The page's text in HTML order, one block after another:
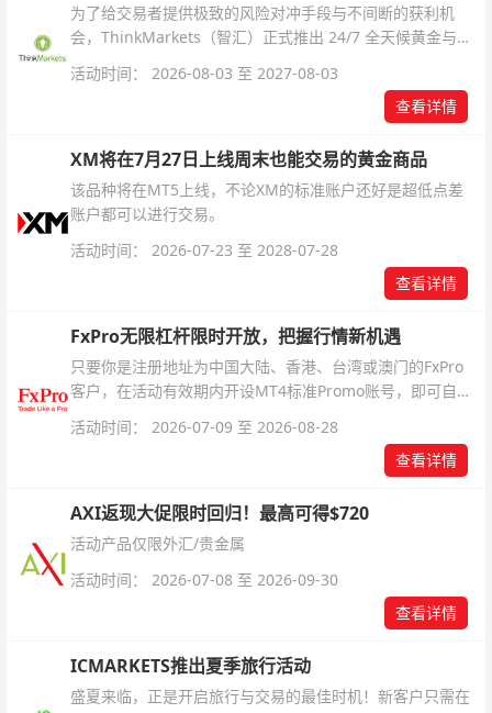
为了给交易者提供极致的风险对冲手段与不间断的获利机
会，ThinkMarkets（智汇）正式推出 24/7 全天候黄金与白
杆配置、支持软件及交易细则。
活动时间： 2026-08-03 至 2027-08-03
查看详情
XM将在7月27日上线周末也能交易的黄金商品
该品种将在MT5上线，不论XM的标准账户还好是超低点差
账户都可以进行交易。
活动时间： 2026-07-23 至 2028-07-28
查看详情
FxPro无限杠杆限时开放，把握行情新机遇
只要你是注册地址为中国大陆、香港、台湾或澳门的FxPro
客户，在活动有效期内开设MT4标准Promo账号，即可自动
活动时间： 2026-07-09 至 2026-08-28
查看详情
AXI返现大促限时回归！最高可得$720
活动产品仅限外汇/贵金属
活动时间： 2026-07-08 至 2026-09-30
查看详情
ICMARKETS推出夏季旅行活动
盛夏来临，正是开启旅行与交易的最佳时机！新客户只需在